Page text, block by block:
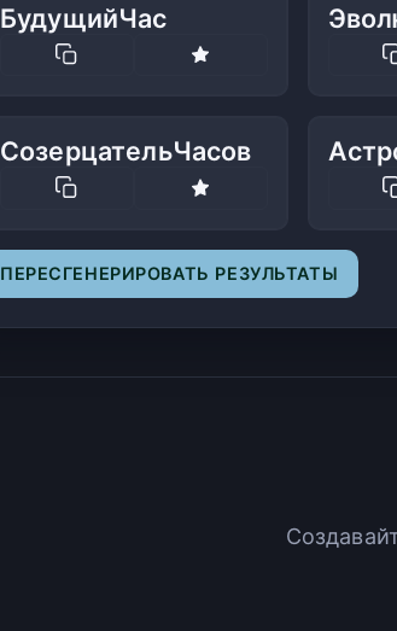
БудущийЧас
СозерцательЧасов
ПЕРЕСГЕНЕРИРОВАТЬ РЕЗУЛЬТАТЫ